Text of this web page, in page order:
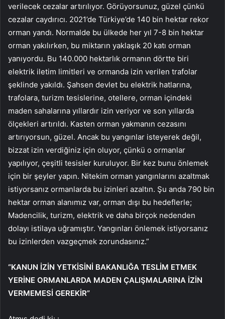
verilecek cezalar artırılıyor. Görüyorsunuz, güzel çünkü
cezalar caydırıcı. 2021’de Türkiye’de 140 bin hektar rekor
orman yandı. Normalde bu ülkede her yıl 7-8 bin hektar
orman yakılırken, bu miktarın yaklaşık 20 katı orman
yanıyordu. Bu 140.000 hektarlık ormanın dörtte biri
elektrik iletim limitleri ve ormanda izin verilen trafolar
şeklinde yakıldı. Şahsen devlet bu elektrik hatlarına,
trafolara, turizm tesislerine, otellere, orman içindeki
maden sahalarına yıllardır izin veriyor ve son yıllarda
ölçekleri artırıldı. Kasten orman yakmanın cezasını
artırıyorsun, güzel. Ancak bu yangınlar isteyerek değil,
bizzat izin verdiğiniz için oluyor, çünkü o ormanlar
yapılıyor, çeşitli tesisler kuruluyor. Bir kez bunu önlemek
için bir şeyler yapın. Nitekim orman yangınlarını azaltmak
istiyorsanız ormanlarda bu izinleri azaltın. Şu anda 790 bin
hektar orman alanımız var, orman dışı bu hedeflerle;
Madencilik, turizm, elektrik ve daha birçok nedenden
dolayı istilaya uğramıştır. Yangınları önlemek istiyorsanız
bu izinlerden vazgeçmek zorundasınız.”
“KANUN İZİN YETKİSİNİ BAKANLIĞA TESLİM ETMEK
YERİNE ORMANLARDA MADEN ÇALIŞMALARINA İZİN
VERMEMESİ GEREKİR”